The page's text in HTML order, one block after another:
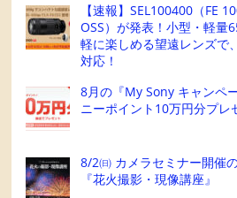
【速報】SEL100400（FE
OSS）が発表！小型・軽量
軽に楽しめる望遠レンズで
対応！
8月の『My Sony キャンペ
ニーポイント10万円分プレ
8/2㈰ カメラセミナー開催
『花火撮影・現像講座』